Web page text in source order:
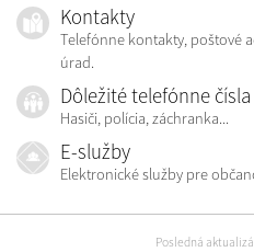
Kontakty
Telefónne kontakty, poštové
úrad.
Dôležité telefónne čísla
Hasiči, polícia, záchranka...
E-služby
Elektronické služby pre
Posledná